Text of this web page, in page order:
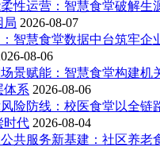
性运营：智慧食堂破解生
局 2026-08-07
智慧食堂数据中台筑牢企
08-06
景赋能：智慧食堂构建机
体系 2026-08-06
险防线：校医食堂以全链
时代 2026-08-04
共服务新基建：社区养老